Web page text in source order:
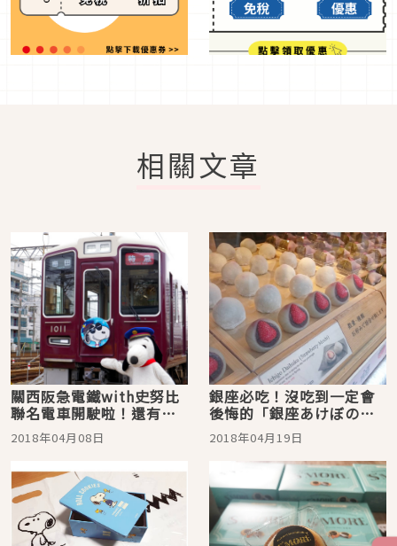
相關文章
關西阪急電鐵with史努比
聯名電車開駛啦！還有可
愛聯名商品等著你
2018年04月08日
銀座必吃！沒吃到一定會
後悔的「銀座あけぼの」
超人氣季節限定甜點！
2018年04月19日